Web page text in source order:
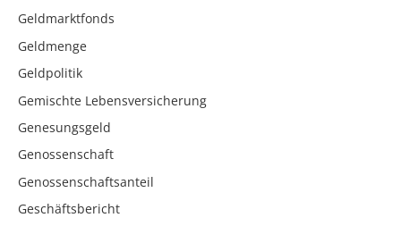
Geldmarktfonds
Geldmenge
Geldpolitik
Gemischte Lebensversicherung
Genesungsgeld
Genossenschaft
Genossenschaftsanteil
Geschäftsbericht